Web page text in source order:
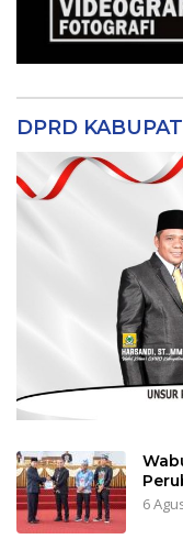
DPRD
6